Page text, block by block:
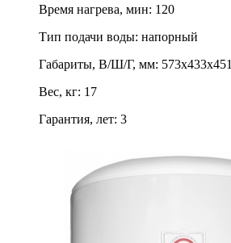
Время нагрева, мин: 120
Тип подачи воды: напорный
Габариты, В/Ш/Г, мм: 573х433х451
Вес, кг: 17
Гарантия, лет: 3